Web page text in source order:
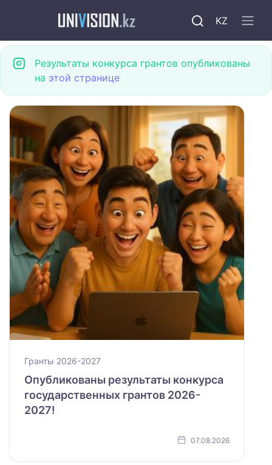
KZ
Результаты конкурса грантов опубликованы
на этой странице
Гранты 2026-2027
Опубликованы результаты конкурса
государственных грантов 2026-
2027!
07.08.2026